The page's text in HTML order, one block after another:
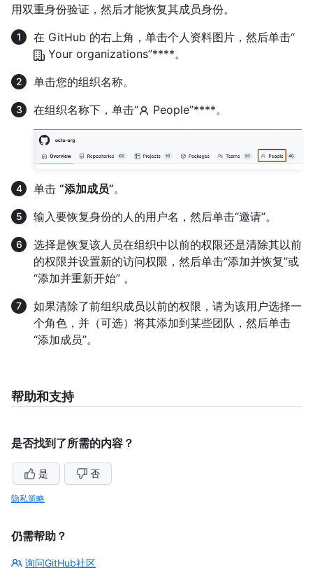
用双重身份验证，然后才能恢复其成员身份。
在 GitHub 的右上角，单击个人资料图片，然后单击“
Your organizations”****。
单击您的组织名称。
在组织名称下，单击“
People”****。
单击 “添加成员”。
输入要恢复身份的人的用户名，然后单击“邀请”。
选择是恢复该人员在组织中以前的权限还是清除其以前
的权限并设置新的访问权限，然后单击“添加并恢复”或
“添加并重新开始” 。
如果清除了前组织成员以前的权限，请为该用户选择一
个角色，并（可选）将其添加到某些团队，然后单击
“添加成员”。
帮助和支持
是否找到了所需的内容？
是 否
隐私策略
仍需帮助？
询问GitHub社区